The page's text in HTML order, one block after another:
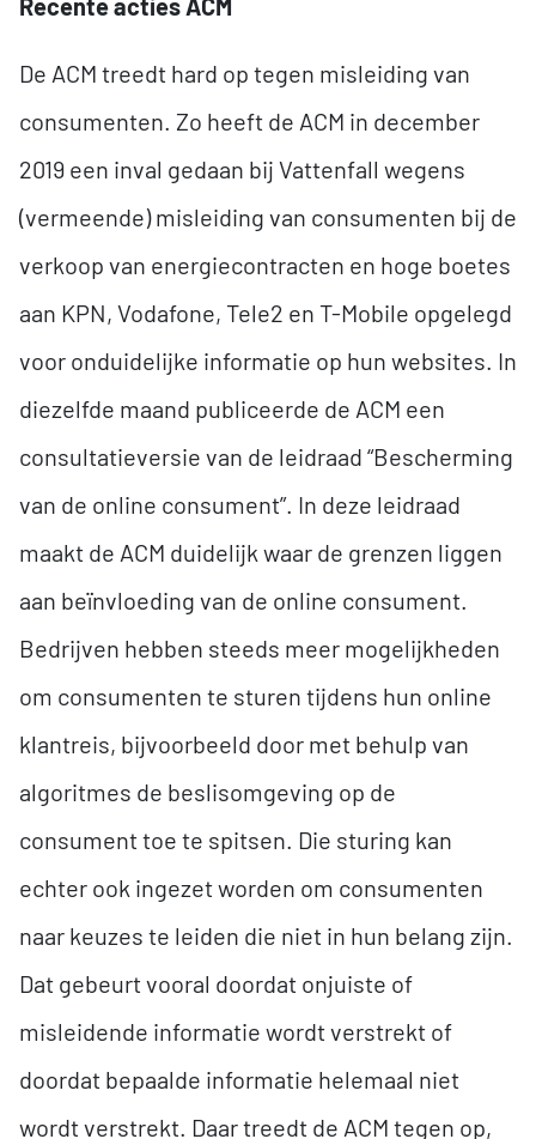
Recente acties ACM
De ACM treedt hard op tegen misleiding van
consumenten. Zo heeft de ACM in december
2019 een inval gedaan bij Vattenfall wegens
(vermeende) misleiding van consumenten bij de
verkoop van energiecontracten en hoge boetes
aan KPN, Vodafone, Tele2 en T-Mobile opgelegd
voor onduidelijke informatie op hun websites. In
diezelfde maand publiceerde de ACM een
consultatieversie van de leidraad “Bescherming
van de online consument”. In deze leidraad
maakt de ACM duidelijk waar de grenzen liggen
aan beïnvloeding van de online consument.
Bedrijven hebben steeds meer mogelijkheden
om consumenten te sturen tijdens hun online
klantreis, bijvoorbeeld door met behulp van
algoritmes de beslisomgeving op de
consument toe te spitsen. Die sturing kan
echter ook ingezet worden om consumenten
naar keuzes te leiden die niet in hun belang zijn.
Dat gebeurt vooral doordat onjuiste of
misleidende informatie wordt verstrekt of
doordat bepaalde informatie helemaal niet
wordt verstrekt. Daar treedt de ACM tegen op,